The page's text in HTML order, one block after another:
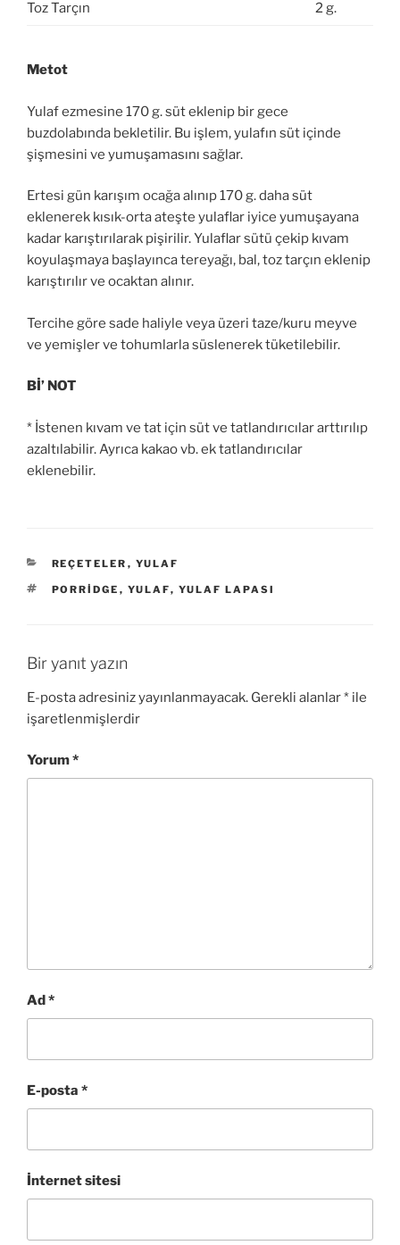
Toz Tarçın 2 g.
Metot
Yulaf ezmesine 170 g. süt eklenip bir gece
buzdolabında bekletilir. Bu işlem, yulafın süt içinde
şişmesini ve yumuşamasını sağlar.
Ertesi gün karışım ocağa alınıp 170 g. daha süt
eklenerek kısık-orta ateşte yulaflar iyice yumuşayana
kadar karıştırılarak pişirilir. Yulaflar sütü çekip kıvam
koyulaşmaya başlayınca tereyağı, bal, toz tarçın eklenip
karıştırılır ve ocaktan alınır.
Tercihe göre sade haliyle veya üzeri taze/kuru meyve
ve yemişler ve tohumlarla süslenerek tüketilebilir.
Bİ’ NOT
* İstenen kıvam ve tat için süt ve tatlandırıcılar arttırılıp
azaltılabilir. Ayrıca kakao vb. ek tatlandırıcılar
eklenebilir.
KATEGORILER
REÇETELER , YULAF
ETIKETLER
PORRIDGE , YULAF, YULAF LAPASI
Bir yanıt yazın
E-posta adresiniz yayınlanmayacak. Gerekli alanlar* ile
işaretlenmişlerdir
Yorum*
Ad *
E-posta *
İnternet sitesi